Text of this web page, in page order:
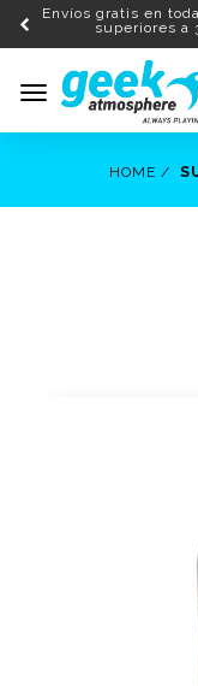
Envíos gratis en
superiores a
Toggle
HOME